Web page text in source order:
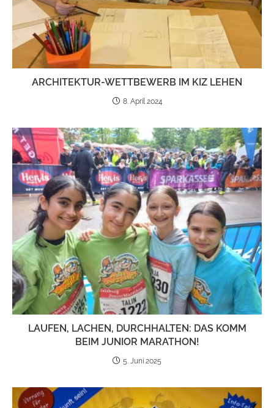
ARCHI­TEK­TUR-WETT­BE­WERB IM KIZ LEHEN
8. April 2024
LAU­FEN, LACHEN, DURCH­HAL­TEN: DAS KOMM
BEIM JUNIOR MARA­THON!
5. Juni 2025